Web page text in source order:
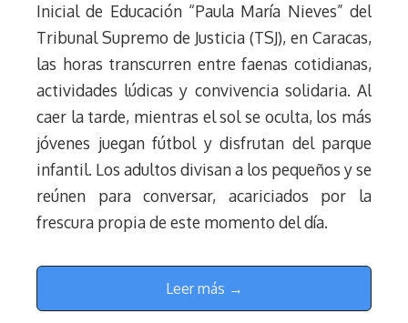
Inicial de Educación “Paula María Nieves” del
Tribunal Supremo de Justicia (TSJ), en Caracas,
las horas transcurren entre faenas cotidianas,
actividades lúdicas y convivencia solidaria. Al
caer la tarde, mientras el sol se oculta, los más
jóvenes juegan fútbol y disfrutan del parque
infantil. Los adultos divisan a los pequeños y se
reúnen para conversar, acariciados por la
frescura propia de este momento del día.
Leer más →